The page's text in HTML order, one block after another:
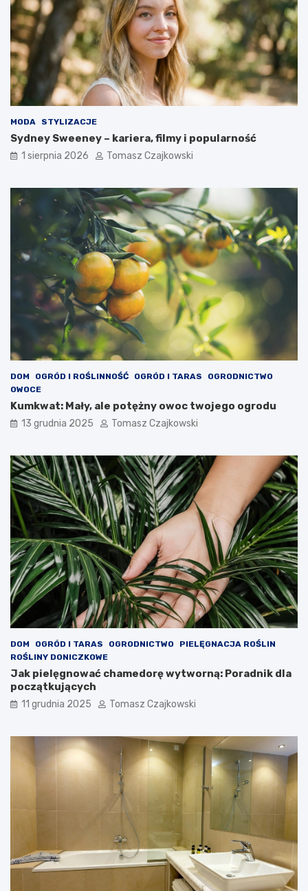
MODA STYLIZACJE
Sydney Sweeney – kariera, filmy i popularność
1 sierpnia 2026 Tomasz Czajkowski
DOM OGRÓD I ROŚLINNOŚĆ OGRÓD I TARAS
OGRODNICTWO
OWOCE
Kumkwat: Mały, ale potężny owoc twojego ogrodu
13 grudnia 2025 Tomasz Czajkowski
DOM OGRÓD I TARAS OGRODNICTWO
PIELĘGNACJA ROŚLIN
ROŚLINY DONICZKOWE
Jak pielęgnować chamedorę wytworną: Poradnik dla
początkujących
11 grudnia 2025 Tomasz Czajkowski